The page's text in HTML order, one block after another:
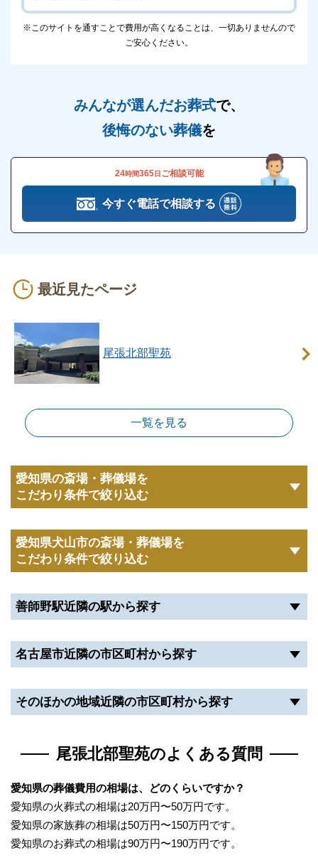
尾張北部聖苑には、安置施設があります。
そのため、ご自宅に安置するスペースがない場合でも
病院で亡くなった場合は、病院などから直接ご遺体を
搬送して安置することももちろん可能です。
※掲載情報は、葬儀事業者の公式サイトなど、一般公
開されている情報を参照し編集したものです。
変更等、修正が必要な際には、こちら からお知らせく
ださい。
尾張北部聖苑
※このサイトを通すことで費用が高くなることは、一切ありませんので
ご安心ください。
みんなが選んだお葬式で、
後悔のない葬儀を
24時間365日 ご相談可能
今すぐ電話で相談する
最近見たページ
尾張北部聖苑
一覧を見る
愛知県の斎場・葬儀場を
こだわり条件で絞り込む
愛知県犬山市の斎場・葬儀場を
こだわり条件で絞り込む
善師野駅近隣の駅から探す
名古屋市近隣の市区町村から探す
そのほかの地域近隣の市区町村から探す
尾張北部聖苑のよくある質問
愛知県の葬儀費用の相場は、どのくらいですか？
愛知県の火葬式の相場は20万円〜50万円です。
愛知県の家族葬の相場は50万円〜150万円です。
愛知県のお葬式の相場は90万円〜190万円です。